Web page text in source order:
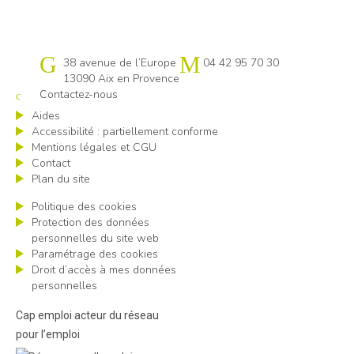
Cap emploi 13
38 avenue de l’Europe
13090 Aix en Provence
04 42 95 70 30
Contactez-nous
Aides
Accessibilité : partiellement conforme
Mentions légales et CGU
Contact
Plan du site
Politique des cookies
Protection des données
personnelles du site web
Paramétrage des cookies
Droit d’accès à mes données
personnelles
Cap emploi acteur du réseau
pour l’emploi